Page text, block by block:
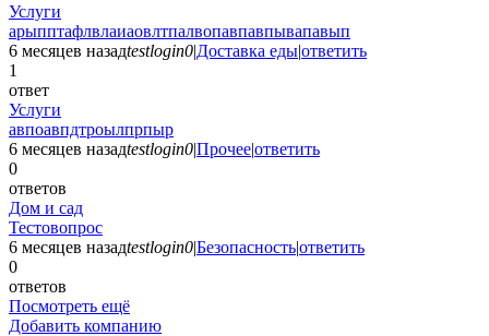
Услуги
арыпптафлвлаиаовлтпалвопавпавпывапавып
6 месяцев назадtestlogin0|Доставка еды|ответить
1
ответ
Услуги
авпоавпдтроылпрпыр
6 месяцев назадtestlogin0|Прочее|ответить
0
ответов
Дом и сад
Тестовопрос
6 месяцев назадtestlogin0|Безопасность|ответить
0
ответов
Посмотреть ещё
Добавить компанию